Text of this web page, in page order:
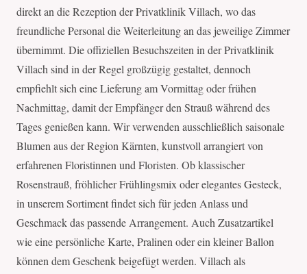
direkt an die Rezeption der Privatklinik Villach, wo das
freundliche Personal die Weiterleitung an das jeweilige Zimmer
übernimmt. Die offiziellen Besuchszeiten in der Privatklinik
Villach sind in der Regel großzügig gestaltet, dennoch
empfiehlt sich eine Lieferung am Vormittag oder frühen
Nachmittag, damit der Empfänger den Strauß während des
Tages genießen kann. Wir verwenden ausschließlich saisonale
Blumen aus der Region Kärnten, kunstvoll arrangiert von
erfahrenen Floristinnen und Floristen. Ob klassischer
Rosenstrauß, fröhlicher Frühlingsmix oder elegantes Gesteck,
in unserem Sortiment findet sich für jeden Anlass und
Geschmack das passende Arrangement. Auch Zusatzartikel
wie eine persönliche Karte, Pralinen oder ein kleiner Ballon
können dem Geschenk beigefügt werden. Villach als